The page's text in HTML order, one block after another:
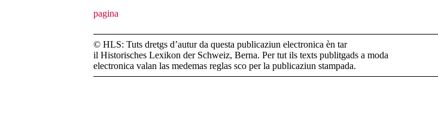
© HLS: Tuts dretgs d’autur da questa publicaziun electronica èn tar
il Historisches Lexikon der Schweiz, Berna. Per tut ils texts publitgads a moda
electronica valan las medemas reglas sco per la publicaziun stampada.